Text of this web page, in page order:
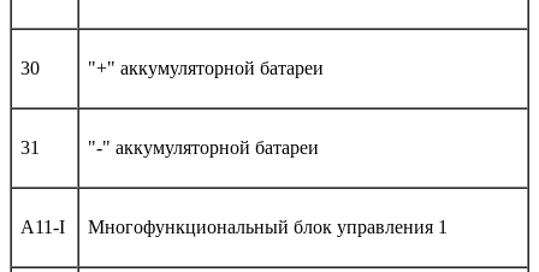
30 "+" аккумуляторной батареи
31 "-" аккумуляторной батареи
A11-I Многофункциональный блок управления 1